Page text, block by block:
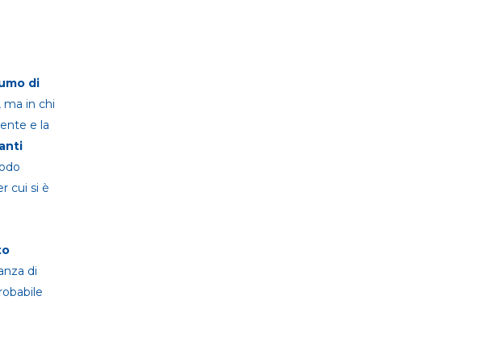
di
ma in chi
e la
cui si è
di